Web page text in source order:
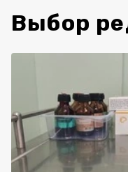
Выбор